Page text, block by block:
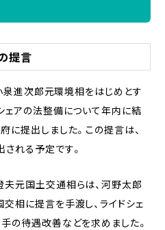
提言
進次郎元環境相をはじめとす
ェアの法整備について年内に結
に提出しました。この提言は、
れる予定です。
元国土交通相らは、河野太郎
相に提言を手渡し、ライドシェ
の待遇改善などを求めました。